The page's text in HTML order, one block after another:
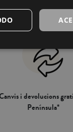
i devolucions
Península*